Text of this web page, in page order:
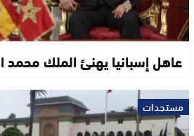
عاهل إسبانيا يهنئ الملك
مستجدات